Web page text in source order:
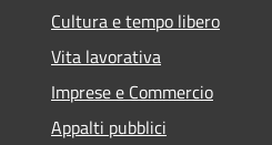
Cultura e tempo libero
Vita lavorativa
Imprese e Commercio
Appalti pubblici